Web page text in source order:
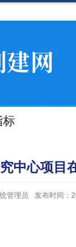
标
中心项目
管理员 发布时间：